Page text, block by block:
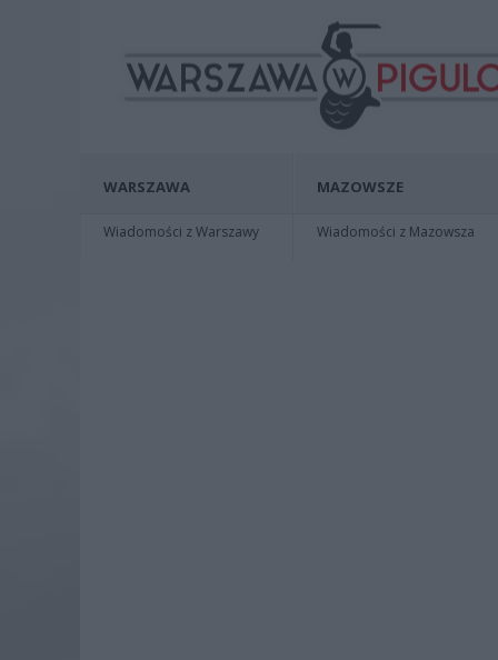
WARSZAWA
Wiadomości z Warszawy
MAZOWSZE
Wiadomości z Mazowsza